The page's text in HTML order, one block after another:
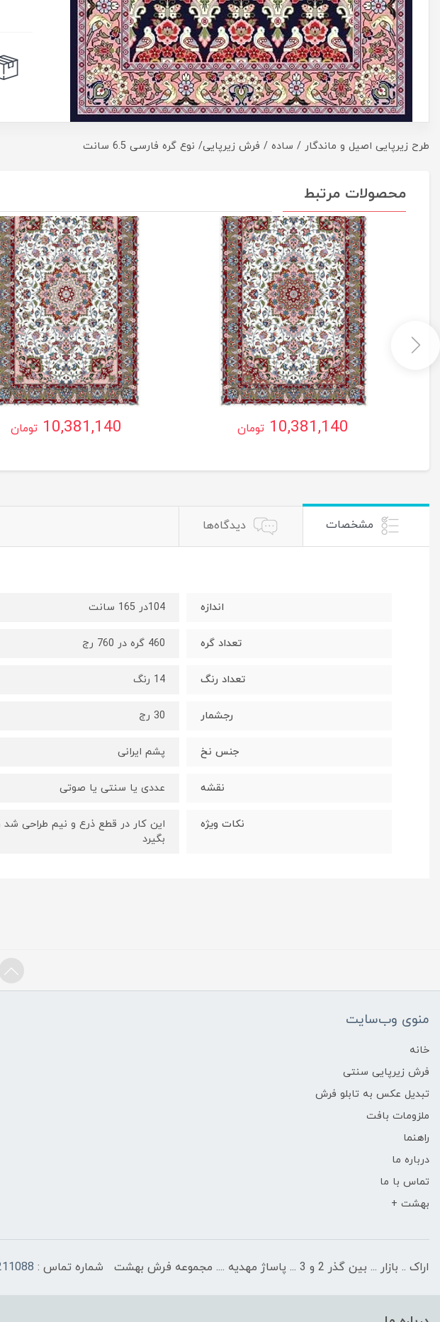
طرح زیرپایی اصیل و ماندگار / ساده / فرش زیرپایی/ نوع گره فارسی 6.5 سانت
محصولات مرتبط
ریتا کد ۲ ساروق ،اراک
10,381,140 تومان
ریتا، ساروق ،اراک ،ذرع و نیم
10,381,140 تومان
مشخصات دیدگاه‌ها
اندازه 104در 165 سانت
تعداد گره 460 گره در 760 رج
تعداد رنگ 14 رنگ
رجشمار 30 رج
جنس نخ پشم ایرانی
نقشه عددی یا سنتی یا صوتی
نکات ویژه
این کار در قطع ذرع و نیم طراحی
بگیرد
منوی وب‌سایت
خانه
فرش زیرپایی سنتی
تبدیل عکس به تابلو فرش
ملزومات بافت
راهنما
درباره ما
تماس با ما
بهشت +
اراک .. بازار ... بین گذر 2 و 3 ... پاساژ مهدیه .... مجموعه فرش بهشت شماره تماس : 09181614054